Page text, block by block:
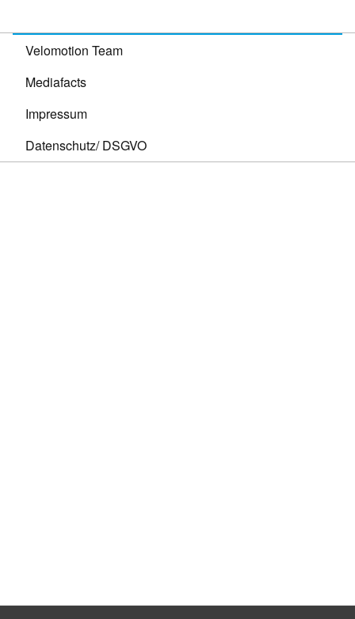
Velomotion Team
Mediafacts
Impressum
Datenschutz/ DSGVO